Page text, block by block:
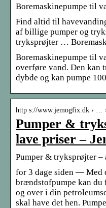
Boremaskinepumpe til
Find altid til
af billige pumper og
tryksprøjter …
Boremaskinepumpe til
overføre vand. Den kan
dybde og kan pumpe
http s://www.jemogfix.dk › …
Pumper &
lave priser –
Pumper & tryksprøjter
for 3 dage siden — Med
brændstofpumpe kan
og over i din
skal have det hen.